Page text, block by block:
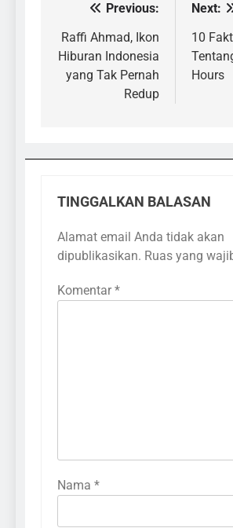
Navigasi
pos
Previous:
Raffi Ahmad, Ikon
Hiburan Indonesia
yang Tak Pernah
Redup
Next:
10
Hours
TINGGALKAN BALASAN
Alamat email Anda tidak akan
dipublikasikan. Ruas yang
Komentar *
Nama *